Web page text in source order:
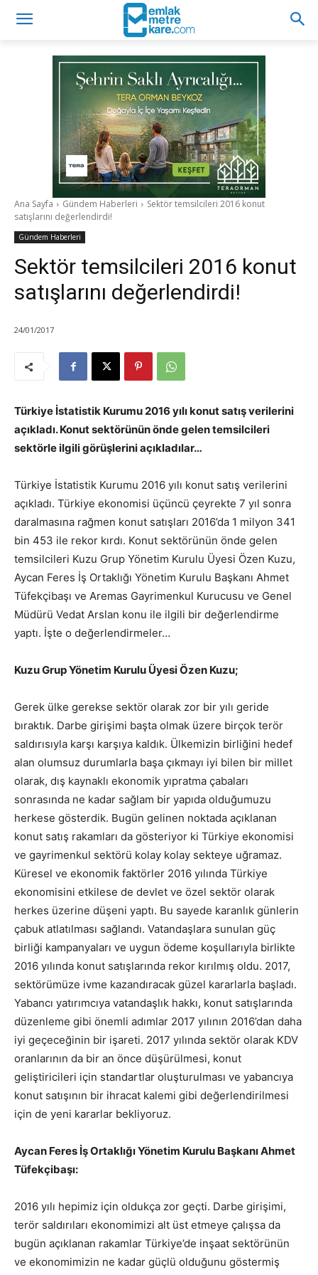
Ana Sayfa Gündem Haberleri
Sektör temsilcileri 2016 konut
satışlarını değerlendirdi!
Gündem Haberleri
Sektör temsilcileri 2016 konut
satışlarını değerlendirdi!
24/01/2017
Türkiye İstatistik Kurumu 2016 yılı konut satış verilerini
açıkladı. Konut sektörünün önde gelen temsilcileri
sektörle ilgili görüşlerini açıkladılar…
Türkiye İstatistik Kurumu 2016 yılı konut satış verilerini
açıkladı. Türkiye ekonomisi üçüncü çeyrekte 7 yıl sonra
daralmasına rağmen konut satışları 2016’da 1 milyon 341
bin 453 ile rekor kırdı. Konut sektörünün önde gelen
temsilcileri Kuzu Grup Yönetim Kurulu Üyesi Özen Kuzu,
Aycan Feres İş Ortaklığı Yönetim Kurulu Başkanı Ahmet
Tüfekçibaşı ve Aremas Gayrimenkul Kurucusu ve Genel
Müdürü Vedat Arslan konu ile ilgili bir değerlendirme
yaptı. İşte o değerlendirmeler…
Kuzu Grup Yönetim Kurulu Üyesi Özen Kuzu;
Gerek ülke gerekse sektör olarak zor bir yılı geride
bıraktık. Darbe girişimi başta olmak üzere birçok terör
saldırısıyla karşı karşıya kaldık. Ülkemizin birliğini hedef
alan olumsuz durumlarla başa çıkmayı iyi bilen bir millet
olarak, dış kaynaklı ekonomik yıpratma çabaları
sonrasında ne kadar sağlam bir yapıda olduğumuzu
herkese gösterdik. Bugün gelinen noktada açıklanan
konut satış rakamları da gösteriyor ki Türkiye ekonomisi
ve gayrimenkul sektörü kolay kolay sekteye uğramaz.
Küresel ve ekonomik faktörler 2016 yılında Türkiye
ekonomisini etkilese de devlet ve özel sektör olarak
herkes üzerine düşeni yaptı. Bu sayede karanlık günlerin
çabuk atlatılması sağlandı. Vatandaşlara sunulan güç
birliği kampanyaları ve uygun ödeme koşullarıyla birlikte
2016 yılında konut satışlarında rekor kırılmış oldu. 2017,
sektörümüze ivme kazandıracak güzel kararlarla başladı.
Yabancı yatırımcıya vatandaşlık hakkı, konut satışlarında
düzenleme gibi önemli adımlar 2017 yılının 2016’dan daha
iyi geçeceğinin bir işareti. 2017 yılında sektör olarak KDV
oranlarının da bir an önce düşürülmesi, konut
geliştiricileri için standartlar oluşturulması ve yabancıya
konut satışının bir ihracat kalemi gibi değerlendirilmesi
için de yeni kararlar bekliyoruz.
Aycan Feres İş Ortaklığı Yönetim Kurulu Başkanı Ahmet
Tüfekçibaşı:
2016 yılı hepimiz için oldukça zor geçti. Darbe girişimi,
terör saldırıları ekonomimizi alt üst etmeye çalışsa da
bugün açıklanan rakamlar Türkiye’de inşaat sektörünün
ve ekonomimizin ne kadar güçlü olduğunu göstermiş